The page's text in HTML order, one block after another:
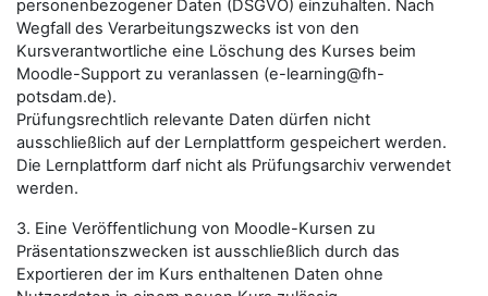
personenbezogener Daten (DSGVO) einzuhalten. Nach
Wegfall des Verarbeitungszwecks ist von den
Kursverantwortliche eine Löschung des Kurses beim
Moodle-Support zu veranlassen (e-learning@fh-
potsdam.de).
Prüfungsrechtlich relevante Daten dürfen nicht
ausschließlich auf der Lernplattform gespeichert werden.
Die Lernplattform darf nicht als Prüfungsarchiv verwendet
werden.
3. Eine Veröffentlichung von Moodle-Kursen zu
Präsentationszwecken ist ausschließlich durch das
Exportieren der im Kurs enthaltenen Daten ohne